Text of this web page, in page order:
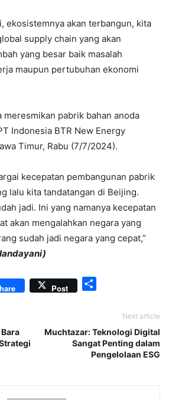
ekosistemnya akan terbangun, kita
supply chain yang akan
yang besar baik masalah
maupun pertubuhan ekonomi
meresmikan pabrik bahan anoda
Indonesia BTR New Energy
Timur, Rabu (7/7/2024).
kecepatan pembangunan pabrik
lalu kita tandatangan di Beijing.
jadi. Ini yang namanya kecepatan
akan mengalahkan negara yang
sudah jadi negara yang cepat,”
Post
Next article
Muchtazar: Teknologi Digital
Sangat Penting dalam
Pengelolaan ESG